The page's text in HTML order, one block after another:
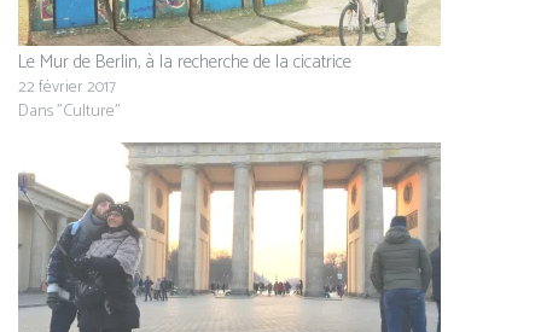
Le Mur de Berlin, à la recherche de la cicatrice
22 février 2017
Dans "Culture"